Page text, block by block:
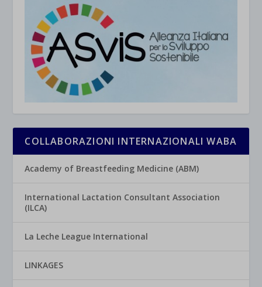
COLLABORAZIONI INTERNAZIONALI WABA
Academy of Breastfeeding Medicine (ABM)
International Lactation Consultant Association
(ILCA)
La Leche League International
LINKAGES